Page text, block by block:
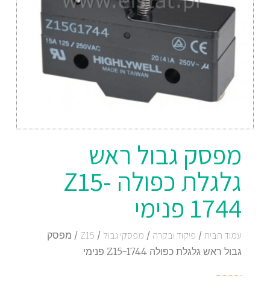
מפסק גבול ראש
גלגלת כפולה Z15-
1744 פנימי
עמוד הבית / פיקוד ובקרה / מפסקי גבול /
Z15 / מפסק
גבול ראש גלגלת כפולה Z15-1744 פנימי